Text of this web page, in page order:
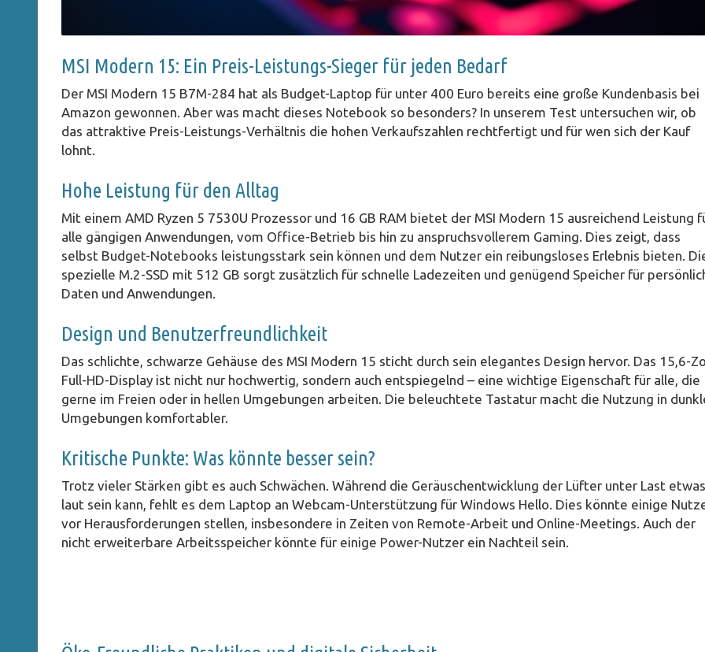
MSI Modern 15: Ein Preis-Leistungs-Sieger für jeden Bedarf
Der MSI Modern 15 B7M-284 hat als Budget-Laptop für unter 400 Euro bereits eine große Kundenbasis bei
Amazon gewonnen. Aber was macht dieses Notebook so besonders? In unserem Test untersuchen wir, ob
das attraktive Preis-Leistungs-Verhältnis die hohen Verkaufszahlen rechtfertigt und für wen sich der Kauf
lohnt.
Hohe Leistung für den Alltag
Mit einem AMD Ryzen 5 7530U Prozessor und 16 GB RAM bietet der MSI Modern 15 ausreichend Leistung
alle gängigen Anwendungen, vom Office-Betrieb bis hin zu anspruchsvollerem Gaming. Dies zeigt, dass
selbst Budget-Notebooks leistungsstark sein können und dem Nutzer ein reibungsloses Erlebnis bieten.
spezielle M.2-SSD mit 512 GB sorgt zusätzlich für schnelle Ladezeiten und genügend Speicher für
Daten und Anwendungen.
Design und Benutzerfreundlichkeit
Das schlichte, schwarze Gehäuse des MSI Modern 15 sticht durch sein elegantes Design hervor. Das 15,6-
Full-HD-Display ist nicht nur hochwertig, sondern auch entspiegelnd – eine wichtige Eigenschaft für alle, die
gerne im Freien oder in hellen Umgebungen arbeiten. Die beleuchtete Tastatur macht die Nutzung in
Umgebungen komfortabler.
Kritische Punkte: Was könnte besser sein?
Trotz vieler Stärken gibt es auch Schwächen. Während die Geräuschentwicklung der Lüfter unter Last etwas
laut sein kann, fehlt es dem Laptop an Webcam-Unterstützung für Windows Hello. Dies könnte einige
vor Herausforderungen stellen, insbesondere in Zeiten von Remote-Arbeit und Online-Meetings. Auch der
nicht erweiterbare Arbeitsspeicher könnte für einige Power-Nutzer ein Nachteil sein.